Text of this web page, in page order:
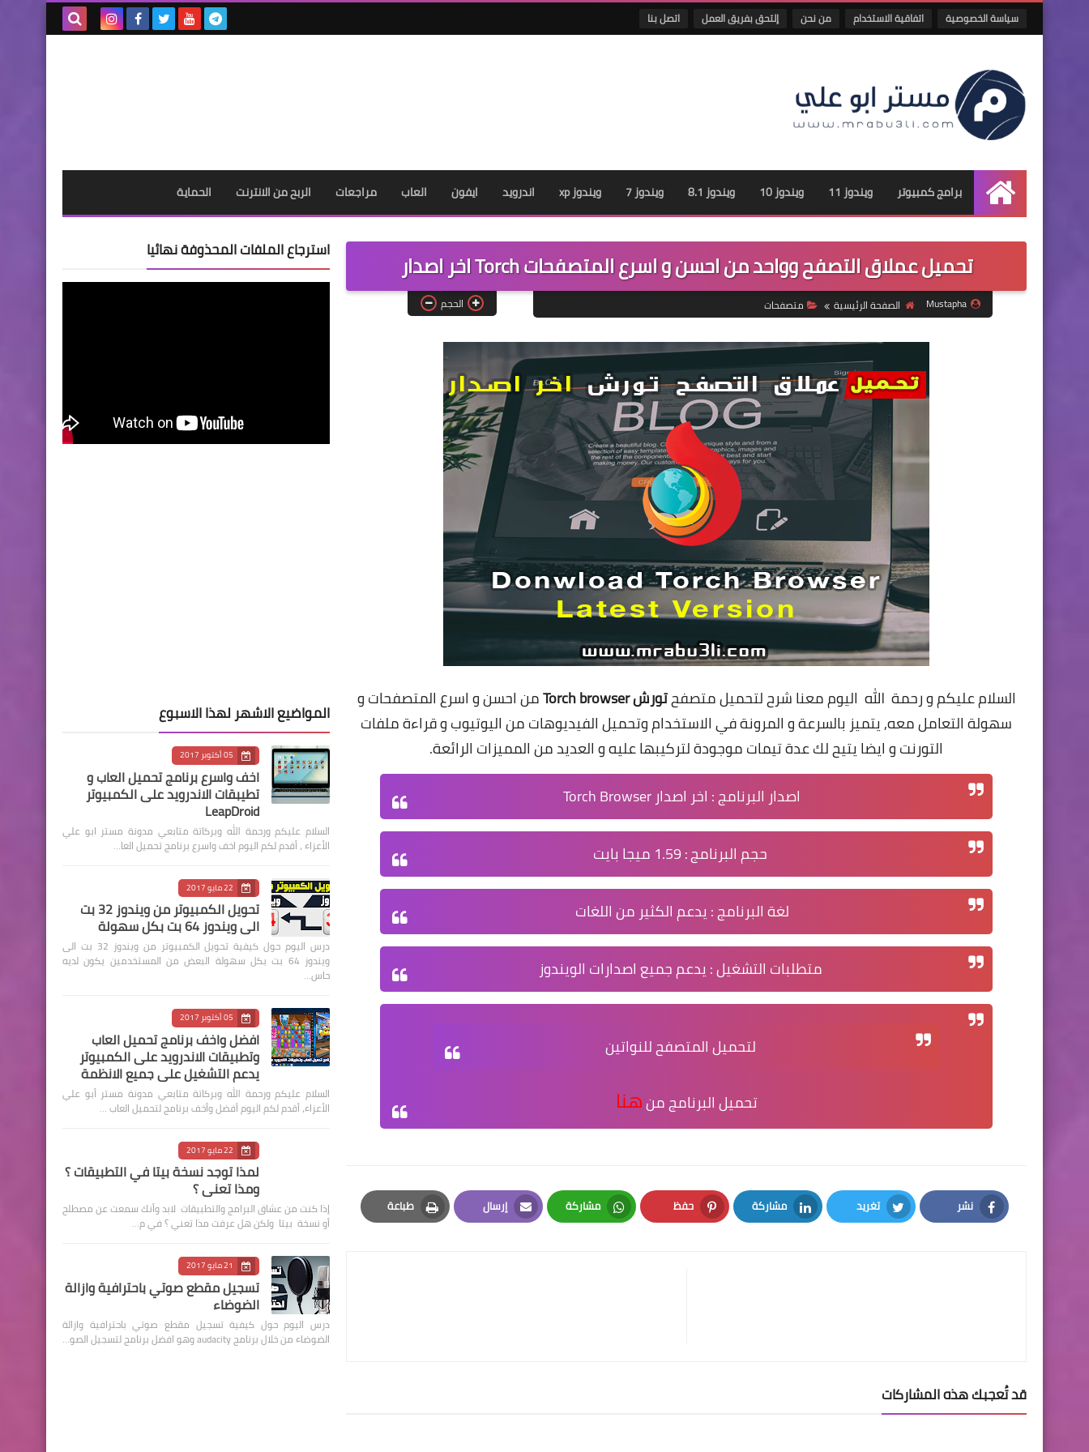
سياسة الخصوصية اتفاقية الاستخدام من نحن إلتحق بفريق العمل اتصل بنا
الرئيسية
برامج كمبيوتر ويندوز 11 ويندوز 10 ويندوز 8.1 ويندوز 7 ويندوز xp اندرويد ايفون العاب مراجعات الربح من الانترنت الحماية
تحميل عملاق التصفح وواحد من احسن و اسرع المتصفحات Torch اخر اصدار
Mustapha الصفحة الرئيسية متصفحات الحجم
السلام عليكم و رحمة الله اليوم معنا شرح لتحميل متصفحتورش Torch browser من احسن و اسرع المتصفحات و
سهولة التعامل معه, يتميز بالسرعة و المرونة في الاستخدام وتحميل الفيديوهات من اليوتيوب و قراءة ملفات
التورنت و ايضا يتيح لك عدة تيمات موجودة لتركيبها عليه و العديد من المميزات الرائعة.
اصدار البرنامج: اخر اصدار Torch Browser
حجم البرنامج: 1.59 ميجا بايت
لغة البرنامج: يدعم الكثير من اللغات
متطلبات التشغيل: يدعم جميع اصدارات الويندوز
لتحميل المتصفح للنواتين
تحميل البرنامج منهنا
نشر
Facebook
تغريد
Twitter
مشاركة
LinkedIn
حفظ
Pinterest
مشاركة
Whatsapp
إرسال
Email
طباعة
Print
قد تُعجبك هذه المشاركات
استرجاع الملفات المحذوفة نهائيا
المواضيع الاشهر لهذا الاسبوع
05 أكتوبر 2017
اخف واسرع برنامج تحميل العاب و
تطيبقات الاندرويد على الكمبيوتر
LeapDroid
السلام عليكم ورحمة الله وبركاتة متابعي مدونة مستر ابو علي
الأعزاء ، أقدم لكم اليوم اخف واسرع برنامج تحميل العا…
22 مايو 2017
تحويل الكمبيوتر من ويندوز 32 بت
الى ويندوز 64 بت بكل سهولة
درس اليوم حول كيفية تحويل الكمبيوتر من ويندوز 32 بت الى
ويندوز 64 بت بكل سهولة البعض من المستخدمين يكون لديه
حاس…
05 أكتوبر 2017
افضل واخف برنامج تحميل العاب
وتطبيقات الاندرويد على الكمبيوتر
يدعم التشغيل على جميع الانظمة
السلام عليكم ورحمة الله وبركاتة متابعي مدونة مستر أبو علي
الأعزاء، أقدم لكم اليوم أفضل وأخف برنامج لتحميل العاب …
22 مايو 2017
لمذا توجد نسخة بيتا في التطبيقات ؟
ومذا تعني ؟
إذا كنت من عشاق البرامج والتطبيقات لابد وأنك سمعت عن مصطلح
أو نسخة بيتا ولكن هل عرفت مذا تعني ؟ في م…
21 مايو 2017
تسجيل مقطع صوتي باحترافية وازالة
الضوضاء
درس اليوم حول كيفية تسجيل مقطع صوتي باحترافية وازالة
الضوضاء من خلال برنامج audacity وهو افضل برنامج لتسجيل الصو…